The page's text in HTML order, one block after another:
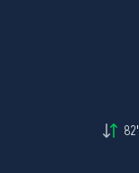
82'